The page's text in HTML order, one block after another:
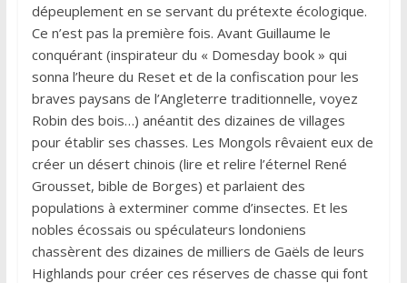
dépeuplement en se servant du prétexte écologique.
Ce n’est pas la première fois. Avant Guillaume le
conquérant (inspirateur du « Domesday book » qui
sonna l’heure du Reset et de la confiscation pour les
braves paysans de l’Angleterre traditionnelle, voyez
Robin des bois…) anéantit des dizaines de villages
pour établir ses chasses. Les Mongols rêvaient eux de
créer un désert chinois (lire et relire l’éternel René
Grousset, bible de Borges) et parlaient des
populations à exterminer comme d’insectes. Et les
nobles écossais ou spéculateurs londoniens
chassèrent des dizaines de milliers de Gaëls de leurs
Highlands pour créer ces réserves de chasse qui font